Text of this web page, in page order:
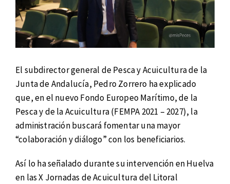
El subdirector general de Pesca y Acuicultura de la
Junta de Andalucía, Pedro Zorrero ha explicado
que, en el nuevo Fondo Europeo Marítimo, de la
Pesca y de la Acuicultura (FEMPA 2021 – 2027), la
administración buscará fomentar una mayor
“colaboración y diálogo” con los beneficiarios.
Así lo ha señalado durante su intervención en Huelva
en las X Jornadas de Acuicultura del Litoral